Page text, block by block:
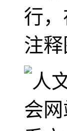
行
注